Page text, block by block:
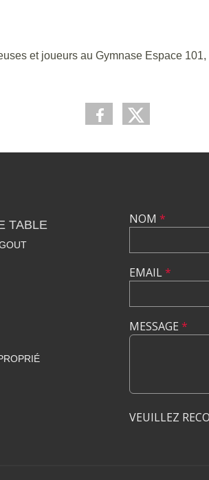
et joueurs au Gymnase Espace
TABLE
NOM *
EMAIL*
MESSAGE *
VEUILLEZ